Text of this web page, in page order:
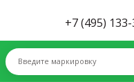
+7 (495)
Введите маркировку